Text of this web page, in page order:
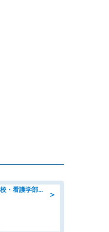
＞
「土日祝休み」看護専門学校・看護学部での教員業務/高時給/要資格:保健師、正看護師